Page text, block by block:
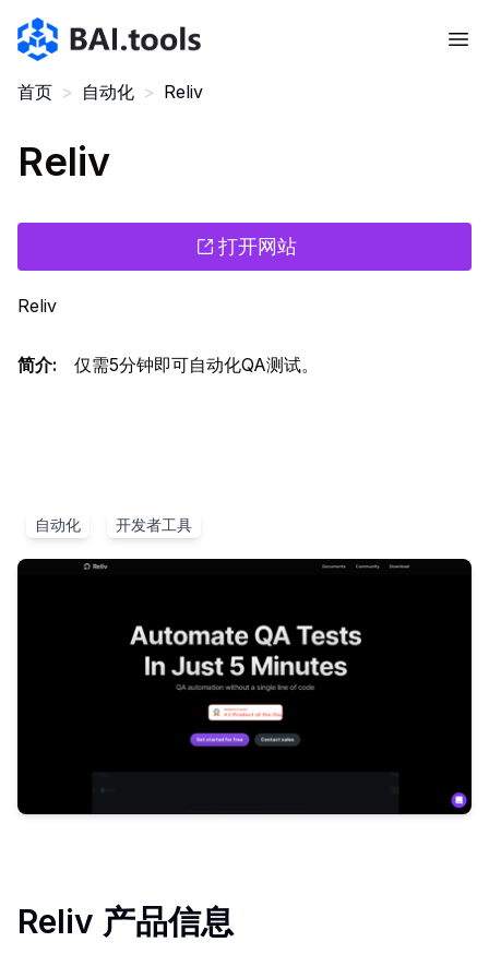
Bai.tools
首页 > 自动化 > Reliv
Reliv
打开网站
Reliv
简介: 仅需5分钟即可自动化QA测试。
自动化 开发者工具
Reliv 产品信息